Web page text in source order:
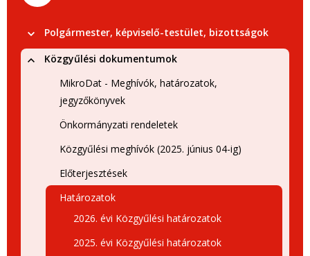
Polgármester, képviselő-testület, bizottságok
Közgyűlési dokumentumok
MikroDat - Meghívók, határozatok,
jegyzőkönyvek
Önkormányzati rendeletek
Közgyűlési meghívók (2025. június 04-ig)
Előterjesztések
Határozatok
2026. évi Közgyűlési határozatok
2025. évi Közgyűlési határozatok